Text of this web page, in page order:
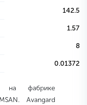
142.5
1.57
8
0.01372
на фабрике
Avangard